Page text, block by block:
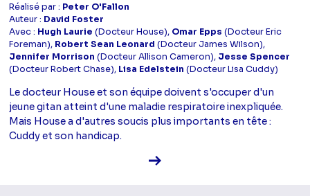
Réalisé par : Peter O'Fallon
Auteur : David Foster
Avec : Hugh Laurie (Docteur House), Omar Epps (Docteur Eric
Foreman), Robert Sean Leonard (Docteur James Wilson),
Jennifer Morrison (Docteur Allison Cameron), Jesse Spencer
(Docteur Robert Chase), Lisa Edelstein (Docteur Lisa Cuddy)
Le docteur House et son équipe doivent s'occuper d'un
jeune gitan atteint d'une maladie respiratoire inexpliquée.
Mais House a d'autres soucis plus importants en tête :
Cuddy et son handicap.
Voir la fiche diffusion